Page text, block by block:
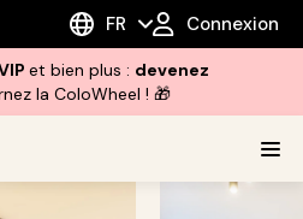
FR Connexion
et bien plus : devenez
la ColoWheel ! 🎁